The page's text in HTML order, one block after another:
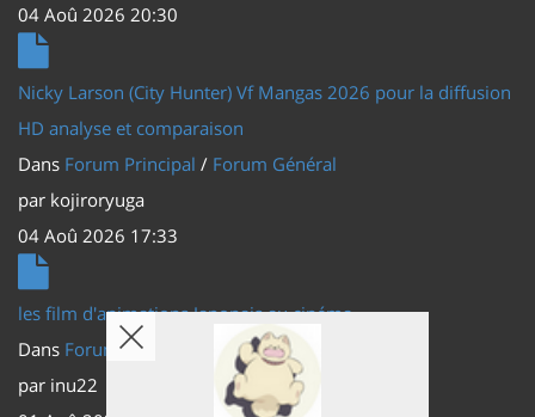
04 Aoû 2026 20:30
Nicky Larson (City Hunter) Vf Mangas 2026 pour la diffusion
HD analyse et comparaison
Dans Forum Principal / Forum Général
par kojiroryuga
04 Aoû 2026 17:33
les film d'animations Japonais au cinéma
Dans Forum Principal
Actus (TV, vidéo, web)
par inu22